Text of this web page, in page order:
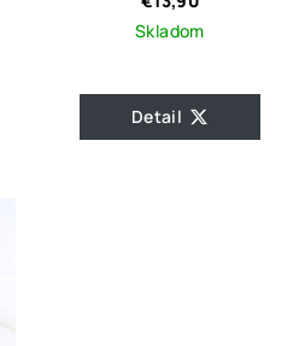
Skladom
Detail